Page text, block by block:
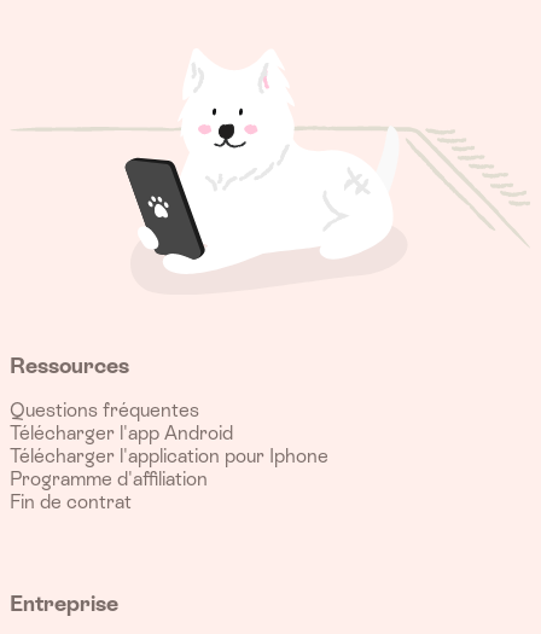
Ressources
Questions fréquentes
Télécharger l'app Android
Télécharger l'application pour Iphone
Programme d'affiliation
Fin de contrat
Entreprise